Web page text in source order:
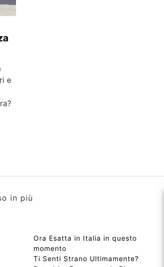
e
in più
Ora Esatta in Italia in questo
momento
Ti Senti Strano Ultimamente?